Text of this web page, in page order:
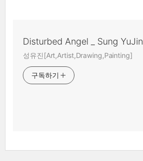
Disturbed Angel _ Sung YuJin
성유진[Art,Artist,Drawing,Painting]
구독하기